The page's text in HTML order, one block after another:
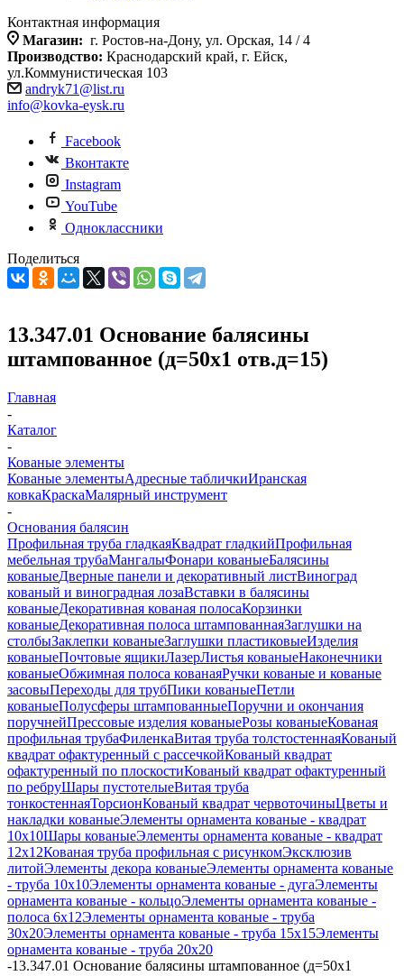
Контактная информация
Магазин: г. Ростов-на-Дону, ул. Орская, 14 / 4
Производство: Краснодарский край, г. Ейск,
ул.Коммунистическая 103
andryk71@list.ru
info@kovka-eysk.ru
Facebook
Вконтакте
Instagram
YouTube
Одноклассники
Поделиться
13.347.01 Основание балясины
штампованное (д=50х1 отв.д=15)
Главная
-
Каталог
-
Кованые элементы
Кованые элементыАдресные табличкиИранская
ковкаКраскаМалярный инструмент
-
Основания балясин
Профильная труба гладкаяКвадрат гладкийПрофильная
мебельная трубаМангалыФонари кованыеБалясины
кованыеДверные панели и декоративный листВиноград
кованый и виноградная лозаВставки в балясины
кованыеДекоративная кованая полосаКорзинки
кованыеДекоративная полоса штампованнаяЗаглушки на
столбыЗаклепки кованыеЗаглушки пластиковыеИзделия
кованыеПочтовые ящикиЛазерЛистья кованыеНаконечники
кованыеОбжимная полоса кованаяРучки кованые и кованые
засовыПереходы для трубПики кованыеПетли
кованыеПолусферы штампованныеПоручни и окончания
поручнейПрессовые изделия кованыеРозы кованыеКованая
профильная трубаФиленкаВитая труба толстостеннаяКованый
квадрат офактуренный с рассечкойКованый квадрат
офактуренный по плоскостиКованый квадрат офактуренный
по ребруШары пустотелыеВитая труба
тонкостеннаяТорсионКованый квадрат червоточиныЦветы и
накладки кованыеЭлементы орнамента кованые - квадрат
10х10Шары кованыеЭлементы орнамента кованые - квадрат
12х12Кованая труба профильная с рисункомЭксклюзив
литойЭлементы декора кованыеЭлементы орнамента кованые
- труба 10х10Элементы орнамента кованые - дугаЭлементы
орнамента кованые - кольцоЭлементы орнамента кованые -
полоса 6х12Элементы орнамента кованые - труба
30х20Элементы орнамента кованые - труба 15х15Элементы
орнамента кованые - труба 20х20
-13.347.01 Основание балясины штампованное (д=50х1